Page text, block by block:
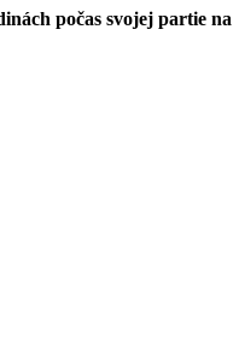
počas svojej partie na